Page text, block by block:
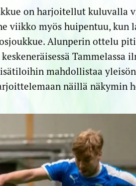
on harjoitellut kuluvalla
viikko myös huipentuu,
Alunperin ottelu
Tammelassa
mahdollistaa
näillä näkymin